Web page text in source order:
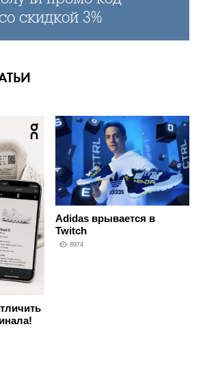
со скидкой 3%
Adidas врывается в
Twitch
8974